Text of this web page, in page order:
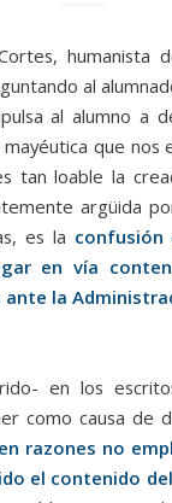
humanista
al
al alumno a
que nos
tan loable la
argüida
es la
en vía
la
en los
como causa de
razones no
el contenido